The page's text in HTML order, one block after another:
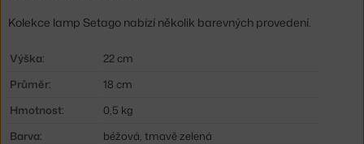
Kolekce lamp Setago nabízí několik barevných provedení.
Výška:
22 cm
Průměr:
18 cm
Hmotnost:
0,5 kg
Barva:
béžová, tmavě zelená